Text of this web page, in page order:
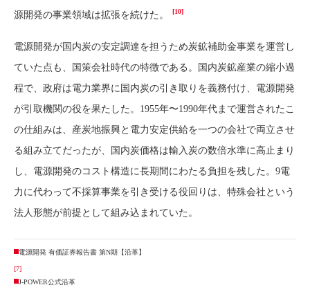
源開発の事業領域は拡張を続けた。
[10]
電源開発が国内炭の安定調達を担うため炭鉱補助金事業を運営し
ていた点も、国策会社時代の特徴である。国内炭鉱産業の縮小過
程で、政府は電力業界に国内炭の引き取りを義務付け、電源開発
が引取機関の役を果たした。1955年〜1990年代まで運営されたこ
の仕組みは、産炭地振興と電力安定供給を一つの会社で両立させ
る組み立てだったが、国内炭価格は輸入炭の数倍水準に高止まり
し、電源開発のコスト構造に長期間にわたる負担を残した。9電
力に代わって不採算事業を引き受ける役回りは、特殊会社という
法人形態が前提として組み込まれていた。
電源開発 有価証券報告書 第N期【沿革】
[7]
J-POWER公式沿革